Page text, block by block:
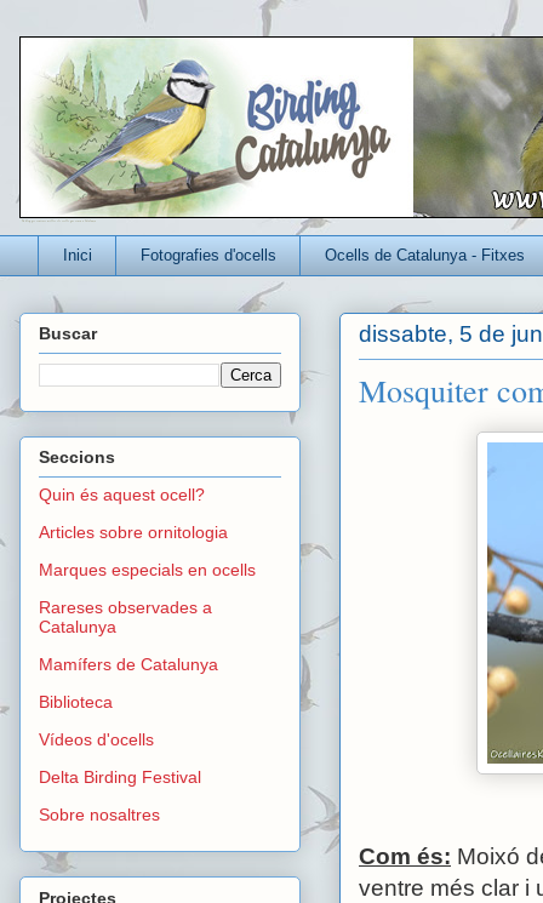
Un blog per conèixer millor els ocells que viuen a Catalunya
Inici Fotografies d'ocells Ocells de Catalunya - Fitxes
dissabte, 5 de
Mosquiter
Com és: Moixó
ventre més clar i
Buscar
Seccions
Quin és aquest ocell?
Articles sobre ornitologia
Marques especials en ocells
Rareses observades a
Catalunya
Mamífers de Catalunya
Biblioteca
Vídeos d'ocells
Delta Birding Festival
Sobre nosaltres
Projectes